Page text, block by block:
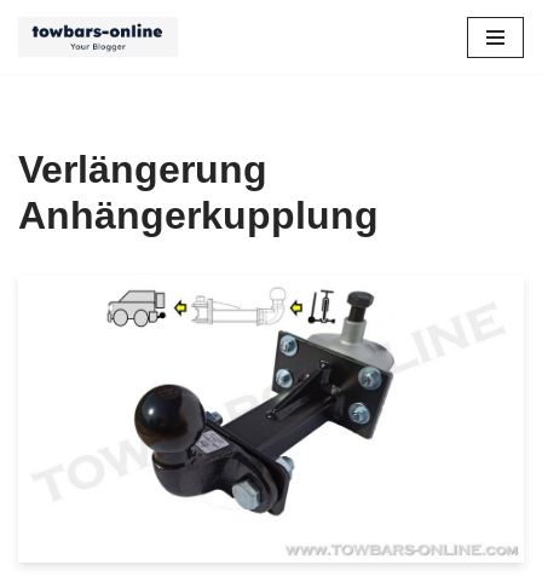
Verlängerung
Anhängerkupplung